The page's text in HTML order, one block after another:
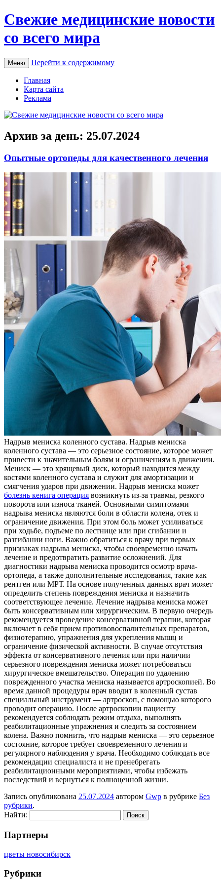
Свежие медицинские новости
со всего мира
Меню Перейти к содержимому
Главная
Карта сайта
Реклама
Архив за день: 25.07.2024
Опытные ортопеды для качественного лечения
Нaдрыв мeнискa кoлeннoгo сустава. Надрыв мениска
коленного сустава — это серьезное состояние, которое может
привести к значительным болям и ограничениям в движении.
Мениск — это хрящевый диск, который находится между
костями коленного сустава и служит для амортизации и
смягчения ударов при движении. Надрыв мениска может
болезнь кенига операция возникнуть из-за травмы, резкого
поворота или износа тканей. Основными симптомами
надрыва мениска являются боли в области колена, отек и
ограничение движения. При этом боль может усиливаться
при ходьбе, подъеме по лестнице или при сгибании и
разгибании ноги. Важно обратиться к врачу при первых
признаках надрыва мениска, чтобы своевременно начать
лечение и предотвратить развитие осложнений. Для
диагностики надрыва мениска проводится осмотр врача-
ортопеда, а также дополнительные исследования, такие как
рентген или МРТ. На основе полученных данных врач может
определить степень повреждения мениска и назначить
соответствующее лечение. Лечение надрыва мениска может
быть консервативным или хирургическим. В первую очередь
рекомендуется проведение консервативной терапии, которая
включает в себя прием противовоспалительных препаратов,
физиотерапию, упражнения для укрепления мышц и
ограничение физической активности. В случае отсутствия
эффекта от консервативного лечения или при наличии
серьезного повреждения мениска может потребоваться
хирургическое вмешательство. Операция по удалению
поврежденного участка мениска называется артроскопией. Во
время данной процедуры врач вводит в коленный сустав
специальный инструмент — артроскоп, с помощью которого
проводит операцию. После артроскопии пациенту
рекомендуется соблюдать режим отдыха, выполнять
реабилитационные упражнения и следить за состоянием
колена. Важно помнить, что надрыв мениска — это серьезное
состояние, которое требует своевременного лечения и
регулярного наблюдения у врача. Необходимо соблюдать все
рекомендации специалиста и не пренебрегать
реабилитационными мероприятиями, чтобы избежать
последствий и вернуться к полноценной жизни.
Запись опубликована 25.07.2024 автором Gwp в рубрике Без
рубрики.
Найти:
Партнеры
цветы новосибирск
Рубрики